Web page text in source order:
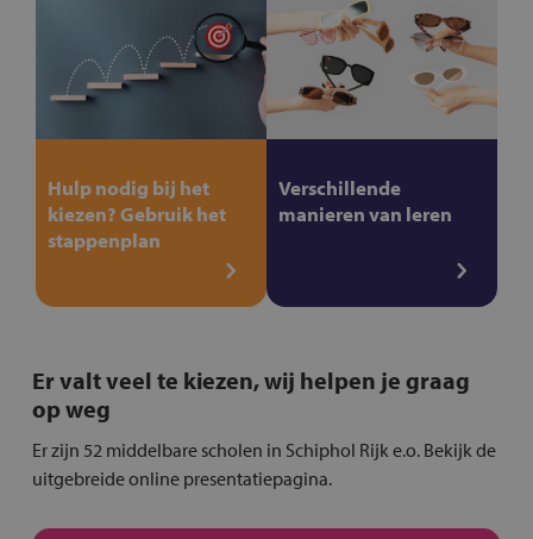
Hulp nodig bij het
kiezen? Gebruik het
stappenplan
Verschillende
manieren van leren
Er valt veel te kiezen, wij helpen je graag
op weg
Er zijn 52 middelbare scholen in Schiphol Rijk e.o. Bekijk de
uitgebreide online presentatiepagina.